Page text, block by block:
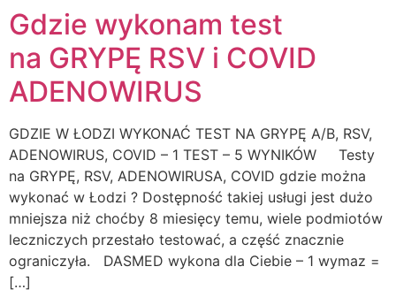
Gdzie wykonam test
na GRYPĘ RSV i COVID
ADENOWIRUS
GDZIE W ŁODZI WYKONAĆ TEST NA GRYPĘ A/B, RSV,
ADENOWIRUS, COVID – 1 TEST – 5 WYNIKÓW Testy
na GRYPĘ, RSV, ADENOWIRUSA, COVID gdzie można
wykonać w Łodzi ? Dostępność takiej usługi jest dużo
mniejsza niż choćby 8 miesięcy temu, wiele podmiotów
leczniczych przestało testować, a część znacznie
ograniczyła. DASMED wykona dla Ciebie – 1 wymaz =
[…]